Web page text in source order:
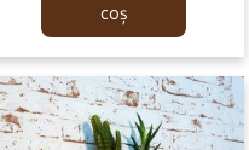
99.99lei.
59.99lei.
coș